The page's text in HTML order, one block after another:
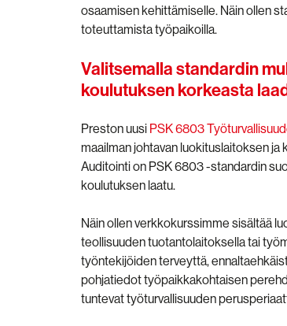
osaamisen kehittämiselle. Näin ollen
toteuttamista työpaikoilla.
Valitsemalla standardin
koulutuksen korkeasta
Preston uusi PSK 6803
maailman johtavan luokituslaitoksen ja
Auditointi on PSK 6803 -standardin
koulutuksen laatu.
Näin ollen verkkokurssimme sisältää
teollisuuden tuotantolaitoksella tai
työntekijöiden terveyttä,
pohjatiedot työpaikkakohtaisen
tuntevat työturvallisuuden